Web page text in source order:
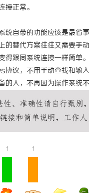
正常。
统自带的功能应该是最
的替代方案往往又需要手
跟同系统连接一样简单
议，不用手动查找和输
人，不再因为操作系统
1 1